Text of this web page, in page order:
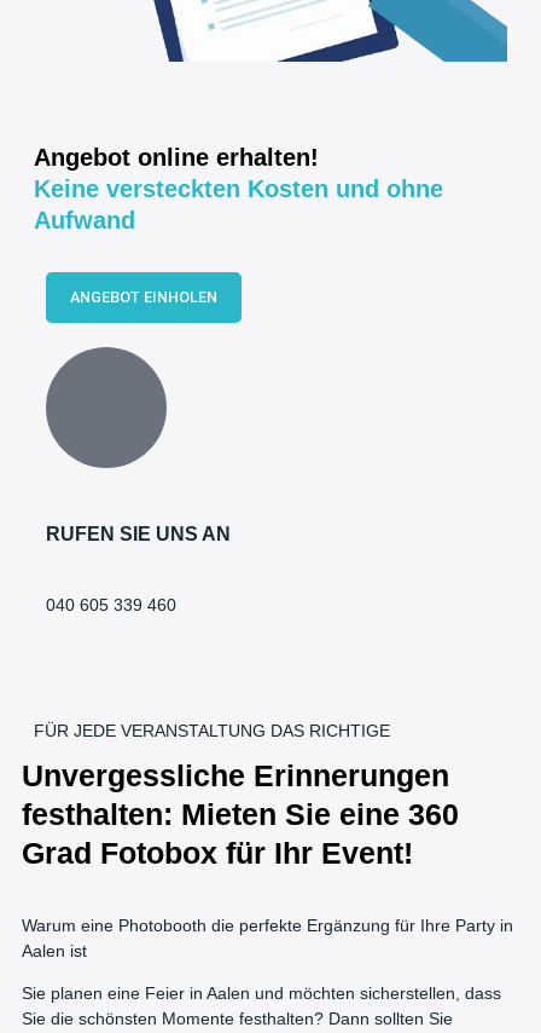
Angebot online erhalten!
Keine versteckten Kosten und ohne
Aufwand
ANGEBOT EINHOLEN
RUFEN SIE UNS AN
040 605 339 460
FÜR JEDE VERANSTALTUNG DAS RICHTIGE
Unvergessliche Erinnerungen
festhalten: Mieten Sie eine 360
Grad Fotobox für Ihr Event!
Warum eine Photobooth die perfekte Ergänzung für Ihre Party in
Aalen ist
Sie planen eine Feier in Aalen und möchten sicherstellen, dass
Sie die schönsten Momente festhalten? Dann sollten Sie